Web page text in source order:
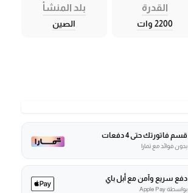
القدرة
2200 وات
بلد المنشأ
الصين
قسم فاتورتك حتى 4 دفعات
بدون فوائد مع تمارا
دفع سريع وآمن مع أبل باي
بواسطة Apple Pay